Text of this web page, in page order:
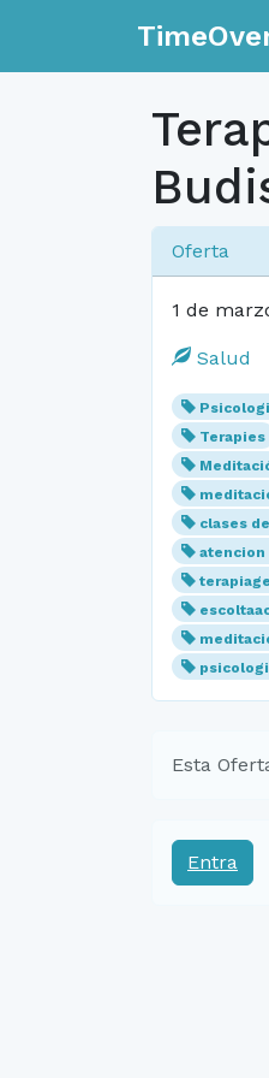
Oferta
1 de
Salud
Terapies
clases
atencion
Esta
Entra